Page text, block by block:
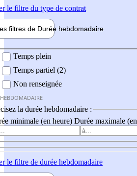
le filtre du type de contrat
filtres de Durée hebdomadaire
Temps plein
Temps partiel (2)
Non renseignée
la durée hebdomadaire :
minimale (en heure) Durée maximale
le filtre de durée hebdomadaire